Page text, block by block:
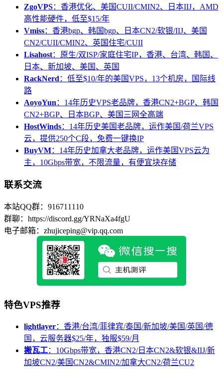
ZgoVPS：香港优化、美国CUII/CMIN2、日本IIJ，AMD
高性能硬件，低至$15/年
Vmiss：香港bgp、韩国bgp、日本CN2/软银/IIJ、美国
CN2/CUII/CMIN2、英国住宅/CUII
Lisahost：原生/双ISP/家庭住宅IP，香港、台湾、韩国、
日本、新加坡、美国、英国
RackNerd：低至$10/年的美国VPS，13个机房，国际线
路
AoyoYun：14年历史VPS老品牌，香港CN2+BGP、韩国
CN2+BGP、日本BGP、美国三网全高端
HostWinds：14年历史美国老品牌，运作美国/荷兰VPS
云，提供250个C段，免费一键换IP
BuyVM：14年历史加拿大老品牌，运作美国VPS云为
主，10Gbps带宽，不限流量，有便宜块存储
联系交流
本站QQ群：916711110
群聊：https://discord.gg/YRNaXa4fgU
电子邮箱：zhujiceping@vip.qq.com
特色VPS推荐
lightlayer：香港/台湾/菲律宾/泰国/新加坡/美国/英国/德
国，云服务器$25/年，独服$59/月
搬瓦工：10Gbps带宽，香港CN2/日本CN2&软银&IIJ/新
加坡CN2/美国CN2&CMIN2/加拿大CN2/荷兰CU2